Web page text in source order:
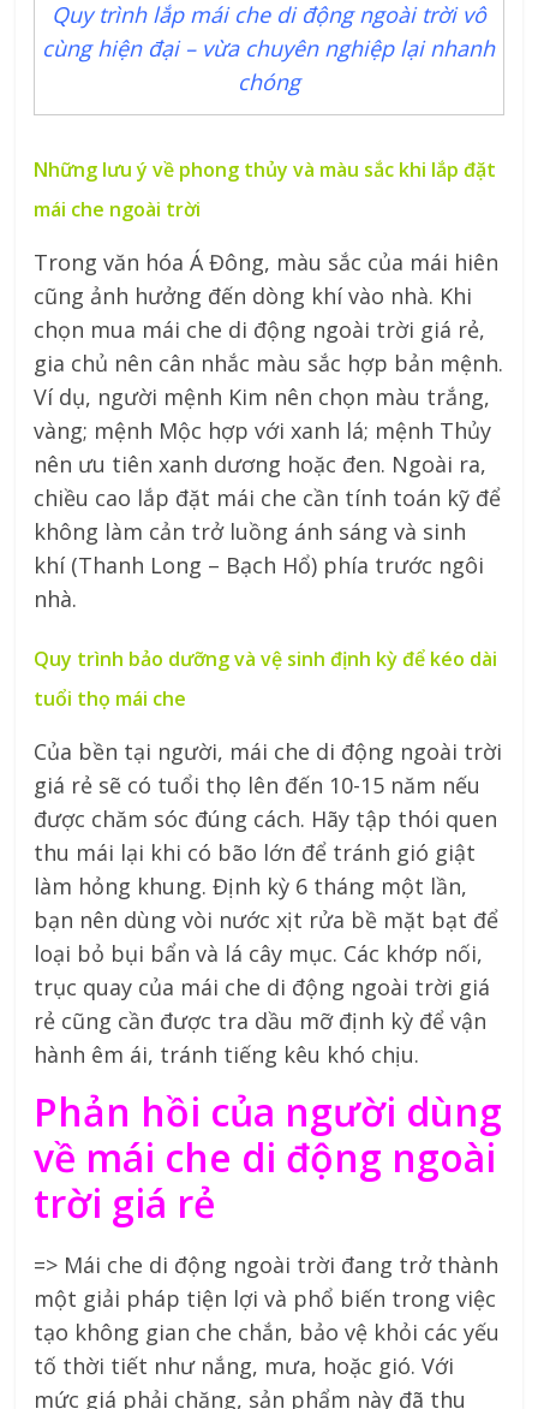
Quy trình lắp mái che di động ngoài trời vô
cùng hiện đại – vừa chuyên nghiệp lại nhanh
chóng
Những lưu ý về phong thủy và màu sắc khi lắp đặt
mái che ngoài trời
Trong văn hóa Á Đông, màu sắc của mái hiên
cũng ảnh hưởng đến dòng khí vào nhà. Khi
chọn mua mái che di động ngoài trời giá rẻ,
gia chủ nên cân nhắc màu sắc hợp bản mệnh.
Ví dụ, người mệnh Kim nên chọn màu trắng,
vàng; mệnh Mộc hợp với xanh lá; mệnh Thủy
nên ưu tiên xanh dương hoặc đen. Ngoài ra,
chiều cao lắp đặt mái che cần tính toán kỹ để
không làm cản trở luồng ánh sáng và sinh
khí (Thanh Long – Bạch Hổ) phía trước ngôi
nhà.
Quy trình bảo dưỡng và vệ sinh định kỳ để kéo dài
tuổi thọ mái che
Của bền tại người, mái che di động ngoài trời
giá rẻ sẽ có tuổi thọ lên đến 10-15 năm nếu
được chăm sóc đúng cách. Hãy tập thói quen
thu mái lại khi có bão lớn để tránh gió giật
làm hỏng khung. Định kỳ 6 tháng một lần,
bạn nên dùng vòi nước xịt rửa bề mặt bạt để
loại bỏ bụi bẩn và lá cây mục. Các khớp nối,
trục quay của mái che di động ngoài trời giá
rẻ cũng cần được tra dầu mỡ định kỳ để vận
hành êm ái, tránh tiếng kêu khó chịu.
Phản hồi của người dùng
về mái che di động ngoài
trời giá rẻ
=> Mái che di động ngoài trời đang trở thành
một giải pháp tiện lợi và phổ biến trong việc
tạo không gian che chắn, bảo vệ khỏi các yếu
tố thời tiết như nắng, mưa, hoặc gió. Với
mức giá phải chăng, sản phẩm này đã thu